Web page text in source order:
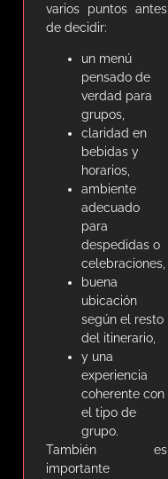
varios puntos antes
de decidir:
un menú
pensado de
verdad para
grupos,
claridad en
bebidas y
horarios,
ambiente
adecuado
para
despedidas o
celebraciones,
buena
ubicación
según el resto
del itinerario,
y una
experiencia
coherente con
el tipo de
grupo.
También es
importante